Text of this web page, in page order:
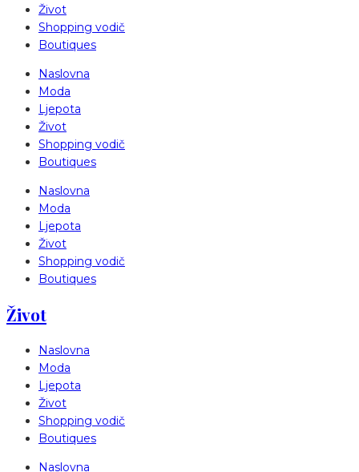
Život
Shopping vodič
Boutiques
Naslovna
Moda
Ljepota
Život
Shopping vodič
Boutiques
Naslovna
Moda
Ljepota
Život
Shopping vodič
Boutiques
Život
Naslovna
Moda
Ljepota
Život
Shopping vodič
Boutiques
Naslovna